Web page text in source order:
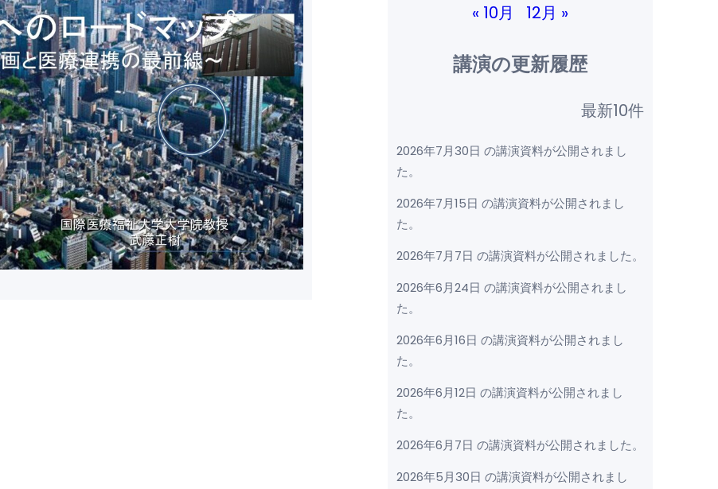
« 10月
12月 »
講演の更新履歴
最新10件
2026年7月30日 の講演資料が公開されまし
た。
2026年7月15日 の講演資料が公開されまし
た。
2026年7月7日 の講演資料が公開されました。
2026年6月24日 の講演資料が公開されまし
た。
2026年6月16日 の講演資料が公開されまし
た。
2026年6月12日 の講演資料が公開されまし
た。
2026年6月7日 の講演資料が公開されました。
2026年5月30日 の講演資料が公開されまし